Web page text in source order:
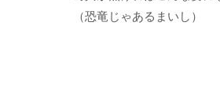
（恐竜じゃあるまいし）